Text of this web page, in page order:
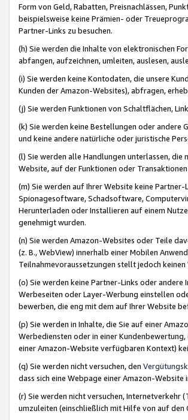
Form von Geld, Rabatten, Preisnachlässen,
beispielsweise keine Prämien- oder
Partner-Links zu besuchen.
(h) Sie werden die Inhalte von elektronischen
abfangen, aufzeichnen, umleiten, auslesen,
(i) Sie werden keine Kontodaten, die unsere
Kunden der Amazon-Websites), abfragen,
(j) Sie werden Funktionen von Schaltflächen,
(k) Sie werden keine Bestellungen oder andere
und keine andere natürliche oder juristische
(l) Sie werden alle Handlungen unterlassen, die
Website, auf der Funktionen oder
(m) Sie werden auf Ihrer Website keine
Spionagesoftware, Schadsoftware,
Herunterladen oder Installieren auf einem
genehmigt wurden.
(n) Sie werden Amazon-Websites oder Teile
(z. B., WebView) innerhalb einer Mobilen
Teilnahmevoraussetzungen stellt jedoch
(o) Sie werden keine Partner-Links oder
Werbeseiten oder Layer-Werbung einstellen
bewerben, die eng mit dem auf Ihrer Website
(p) Sie werden in Inhalte, die Sie auf einer
Werbediensten oder in einer
einer Amazon-Website verfügbaren Kontext)
(q) Sie werden nicht versuchen, den
dass sich eine Webpage einer Amazon-
(r) Sie werden nicht versuchen,
umzuleiten (einschließlich mit Hilfe von auf